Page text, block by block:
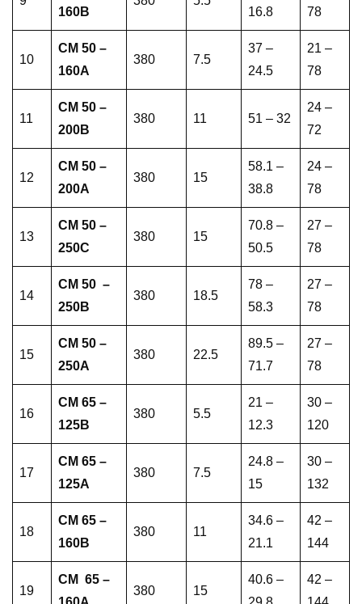
160B
16.8
78
10
CM 50 –
160A
380 7.5
37 –
24.5
21 –
78
11
CM 50 –
200B
380 11 51 – 32
24 –
72
12
CM 50 –
200A
380 15
58.1 –
38.8
24 –
78
13
CM 50 –
250C
380 15
70.8 –
50.5
27 –
78
14
CM 50 –
250B
380 18.5
78 –
58.3
27 –
78
15
CM 50 –
250A
380 22.5
89.5 –
71.7
27 –
78
16
CM 65 –
125B
380 5.5
21 –
12.3
30 –
120
17
CM 65 –
125A
380 7.5
24.8 –
15
30 –
132
18
CM 65 –
160B
380 11
34.6 –
21.1
42 –
144
19
CM 65 –
380 15
40.6 –
42 –